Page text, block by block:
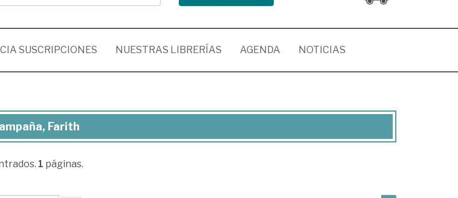
SUSCRIPCIONES NUESTRAS LIBRERÍAS AGENDA NOTICIAS
Farith
1 páginas.